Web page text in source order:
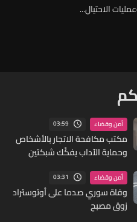
أمن وقضاء 03:59
مكتب مكافحة الاتجار بالأشخاص
وحماية الآداب يفكّك شبكتين
ويوقف متورطين
أمن وقضاء 03:31
وفاة سوري صدما على أوتوستراد
زوق مصبح